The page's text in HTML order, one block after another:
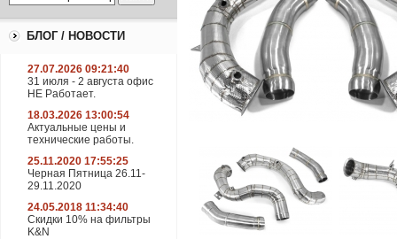
БЛОГ / НОВОСТИ
27.07.2026 09:21:40
31 июля - 2 августа офис
НЕ Работает.
18.03.2026 13:00:54
Актуальные цены и
технические работы.
25.11.2020 17:55:25
Черная Пятница 26.11-
29.11.2020
24.05.2018 11:34:40
Скидки 10% на фильтры
K&N